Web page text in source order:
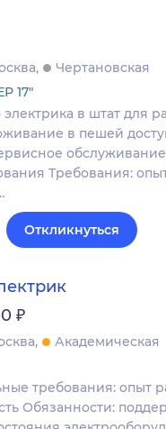
Чертановская
17"
в штат для
в пешей
Требования:
Откликнуться
₽
Академическая
требования: опыт
Обязанности: